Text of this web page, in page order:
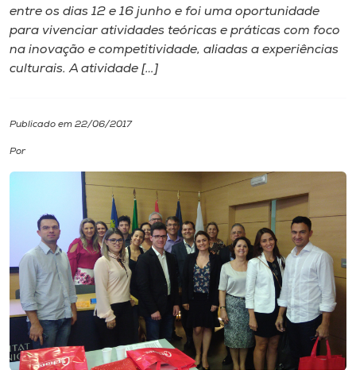
Cultura
Biblioteca
Editora
Rádio
Museu
Unoesc
Store
entre os dias 12 e 16 junho e foi uma oportunidade
para vivenciar atividades teóricas e práticas com foco
na inovação e competitividade, aliadas a experiências
culturais. A atividade […]
Publicado em 22/06/2017
Por